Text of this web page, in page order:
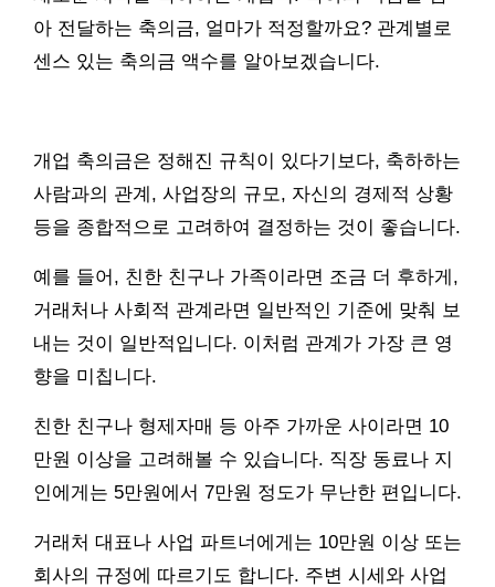
아 전달하는 축의금, 얼마가 적정할까요? 관계별로
센스 있는 축의금 액수를 알아보겠습니다.
개업 축의금은 정해진 규칙이 있다기보다, 축하하는
사람과의 관계, 사업장의 규모, 자신의 경제적 상황
등을 종합적으로 고려하여 결정하는 것이 좋습니다.
예를 들어, 친한 친구나 가족이라면 조금 더 후하게,
거래처나 사회적 관계라면 일반적인 기준에 맞춰 보
내는 것이 일반적입니다. 이처럼 관계가 가장 큰 영
향을 미칩니다.
친한 친구나 형제자매 등 아주 가까운 사이라면 10
만원 이상을 고려해볼 수 있습니다. 직장 동료나 지
인에게는 5만원에서 7만원 정도가 무난한 편입니다.
거래처 대표나 사업 파트너에게는 10만원 이상 또는
회사의 규정에 따르기도 합니다. 주변 시세와 사업